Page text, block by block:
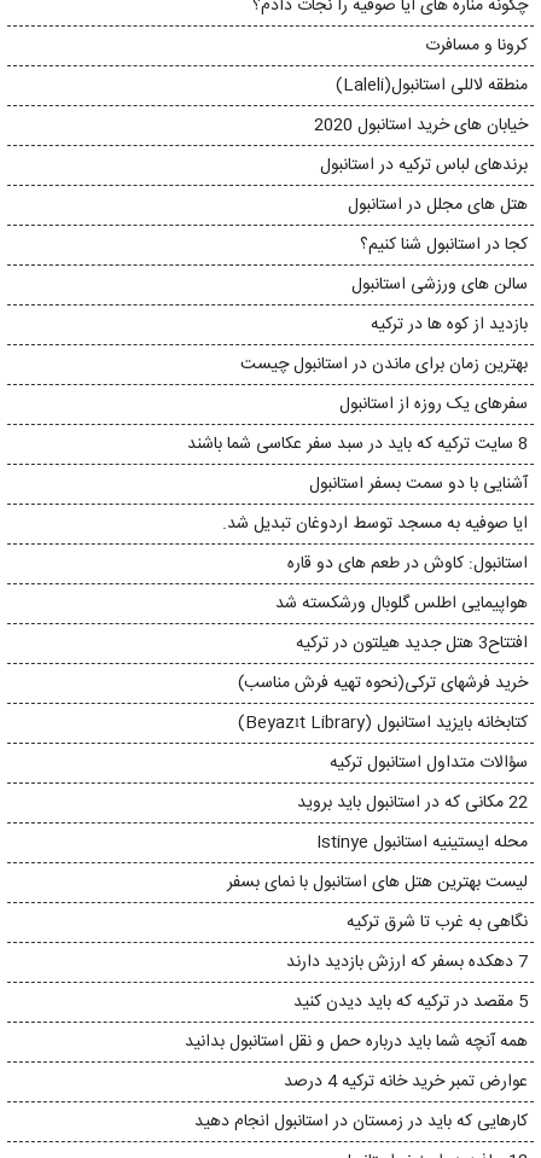
چگونه مناره های ایا صوفیه را نجات دادم؟
کرونا و مسافرت
منطقه لاللی استانبول(Laleli)
خیابان های خرید استانبول 2020
برندهای لباس ترکیه در استانبول
هتل های مجلل در استانبول
کجا در استانبول شنا کنیم؟
سالن های ورزشی استانبول
بازدید از کوه ها در ترکیه
بهترین زمان برای ماندن در استانبول چیست
سفرهای یک روزه از استانبول
8 سایت ترکیه که باید در سبد سفر عکاسی شما باشند
آشنایی با دو سمت بسفر استانبول
ایا صوفیه به مسجد توسط اردوغان تبدیل شد.
استانبول: کاوش در طعم های دو قاره
هواپیمایی اطلس گلوبال ورشکسته شد
افتتاح3 هتل جدید هیلتون در ترکیه
خرید فرشهای ترکی(نحوه تهیه فرش مناسب)
کتابخانه بایزید استانبول (Beyazıt Library)
سؤالات متداول استانبول ترکیه
22 مکانی که در استانبول باید بروید
محله ایستینیه استانبول Istinye
لیست بهترین هتل های استانبول با نمای بسفر
نگاهی به غرب تا شرق ترکیه
7 دهکده بسفر که ارزش بازدید دارند
5 مقصد در ترکیه که باید دیدن کنید
همه آنچه شما باید درباره حمل و نقل استانبول بدانید
عوارض تمبر خرید خانه ترکیه 4 درصد
کارهایی که باید در زمستان در استانبول انجام دهید